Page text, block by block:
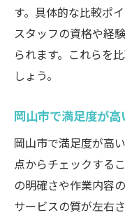
依頼前に確
口コミと評判
口コミ評
評判の良い
ネットと
実際の利用
後悔しない
す。具体的な比較ポ
スタッフの資格や経
られます。これらを
しょう。
岡山市で満足度が
岡山市で満足度が高
点からチェックする
の明確さや作業内容
サービスの質が左右